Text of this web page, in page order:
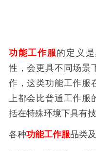
功能工作服的定义
性，会更具不同场景
作，这类功能工作服
上都会比普通工作服
括在特殊环境下具有
各种功能工作服品类